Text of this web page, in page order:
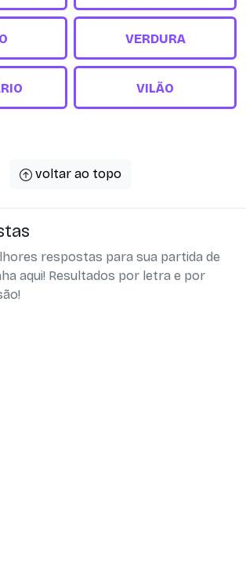
VERDURA
VILÃO
voltar ao topo
respostas para sua partida de
aqui! Resultados por letra e por